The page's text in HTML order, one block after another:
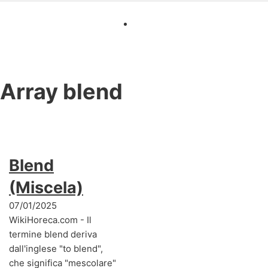
Array blend
Blend
(Miscela)
07/01/2025
WikiHoreca.com - Il
termine blend deriva
dall'inglese "to blend",
che significa "mescolare"